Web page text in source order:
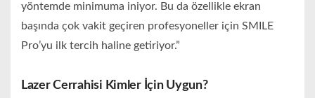
yöntemde minimuma iniyor. Bu da özellikle ekran
başında çok vakit geçiren profesyoneller için SMILE
Pro’yu ilk tercih haline getiriyor.”
Lazer Cerrahisi Kimler İçin Uygun?